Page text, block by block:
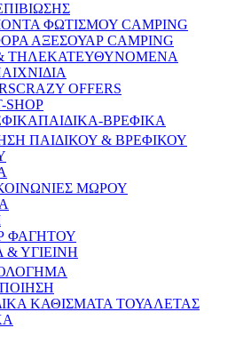
ΦΩΤΙΣΜΟΥ CAMPING
ΑΞΕΣΟΥΑΡ CAMPING
& ΤΗΛΕΚΑΤΕΥΘΥΝΟΜΕΝΑ
CRAZY OFFERS
SHOP
ΠΑΙΔΙΚΑ-ΒΡΕΦΙΚΑ
ΠΑΙΔΙΚΟΥ & ΒΡΕΦΙΚΟΥ
ΜΩΡΟΥ
ΦΑΓΗΤΟΥ
ΥΓΙΕΙΝΗ
ΚΑΘΙΣΜΑΤΑ ΤΟΥΑΛΕΤΑΣ